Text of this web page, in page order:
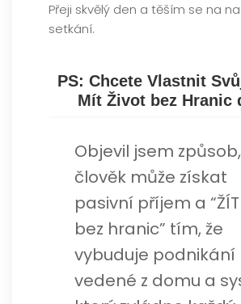
Přeji skvělý den a těším se na
setkání.
PS: Chcete Vlastnit
Mít Život bez Hranic
Objevil jsem
člověk může získat
pasivní příjem a
bez hranic” tím, že
vybuduje podnikání
vedené z domu a